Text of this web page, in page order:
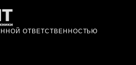
ОТВЕТСТВЕННОСТЬЮ